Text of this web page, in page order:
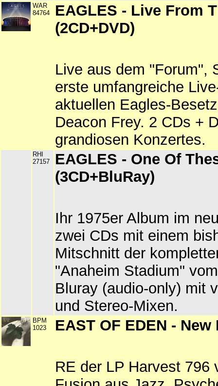
WAR
84764
EAGLES - Live From
(2CD+DVD)
Live aus dem "Forum",
erste umfangreiche
aktuellen Eagles-
Deacon Frey. 2 CDs +
grandiosen Konzertes.
RHI
27157
EAGLES - One Of
(3CD+BluRay)
Ihr 1975er Album im
zwei CDs mit einem
Mitschnitt der
"Anaheim Stadium"
Bluray (audio-only) mit
und Stereo-Mixen.
BPM
1023
EAST OF EDEN - New
RE der LP Harvest 796